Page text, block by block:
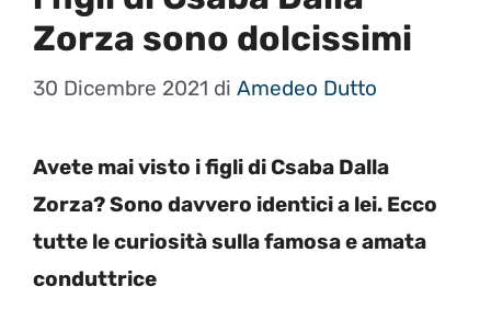
Zorza sono dolcissimi
30 Dicembre 2021 di Amedeo Dutto
Avete mai visto i figli di Csaba Dalla
Zorza? Sono davvero identici a lei. Ecco
tutte le curiosità sulla famosa e amata
conduttrice